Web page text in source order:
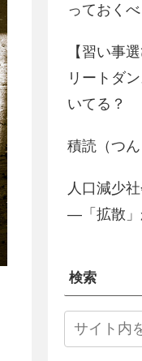
っておく
【習い事
リートダ
いてる？
積読（つ
人口減少
―「拡散」
検索